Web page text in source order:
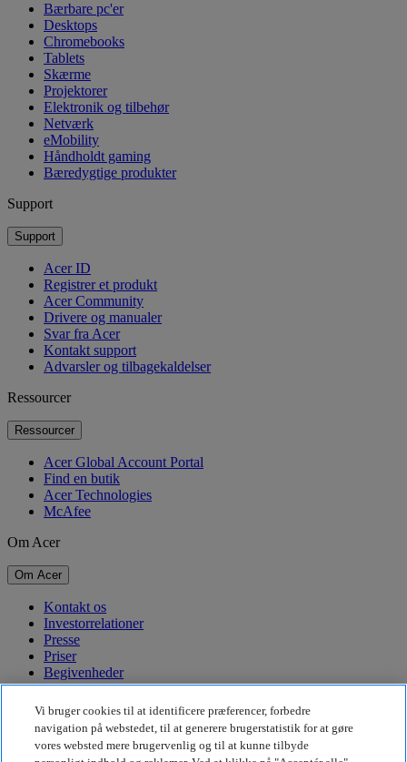
Bærbare pc'er
Desktops
Chromebooks
Tablets
Skærme
Projektorer
Elektronik og tilbehør
Netværk
eMobility
Håndholdt gaming
Bæredygtige produkter
Support
Support
Acer ID
Registrer et produkt
Acer Community
Drivere og manualer
Svar fra Acer
Kontakt support
Advarsler og tilbagekaldelser
Ressourcer
Ressourcer
Acer Global Account Portal
Find en butik
Acer Technologies
McAfee
Om Acer
Om Acer
Kontakt os
Investorrelationer
Presse
Priser
Begivenheder
Bæredygtighed
Bæredygtighed
Vi bruger cookies til at identificere præferencer, forbedre
navigation på webstedet, til at generere brugerstatistik for at gøre
vores websted mere brugervenlig og til at kunne tilbyde